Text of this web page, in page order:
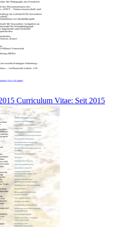
Curriculum Vitae: Seit 2015